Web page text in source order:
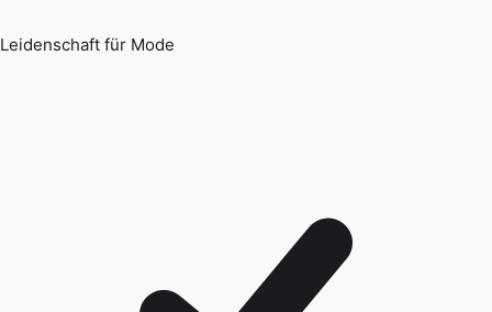
Leidenschaft für Mode